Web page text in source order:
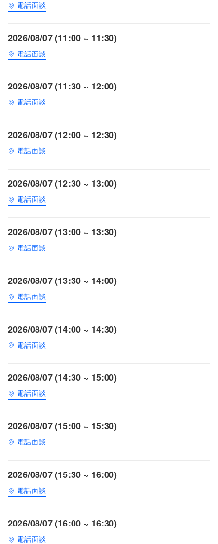
電話面談
2026/08/07 (11:00 ~ 11:30)
電話面談
2026/08/07 (11:30 ~ 12:00)
電話面談
2026/08/07 (12:00 ~ 12:30)
電話面談
2026/08/07 (12:30 ~ 13:00)
電話面談
2026/08/07 (13:00 ~ 13:30)
電話面談
2026/08/07 (13:30 ~ 14:00)
電話面談
2026/08/07 (14:00 ~ 14:30)
電話面談
2026/08/07 (14:30 ~ 15:00)
電話面談
2026/08/07 (15:00 ~ 15:30)
電話面談
2026/08/07 (15:30 ~ 16:00)
電話面談
2026/08/07 (16:00 ~ 16:30)
電話面談